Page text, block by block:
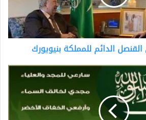
الدائم للمملكة بنيويورك